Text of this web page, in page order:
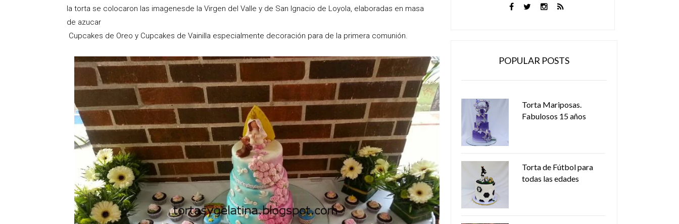
la torta se colocaron las imagenesde la Virgen del Valle y de San Ignacio de Loyola, elaboradas en masa
de azucar
Cupcakes de Oreo y Cupcakes de Vainilla especialmente decoración para de la primera comunión.
POPULAR POSTS
Torta Mariposas.
Fabulosos 15 años
Torta de Fútbol para
todas las edades